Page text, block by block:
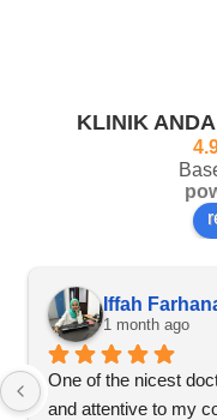
KLINIK
Iffah
1 month ago
One of the nicest
and attentive to my